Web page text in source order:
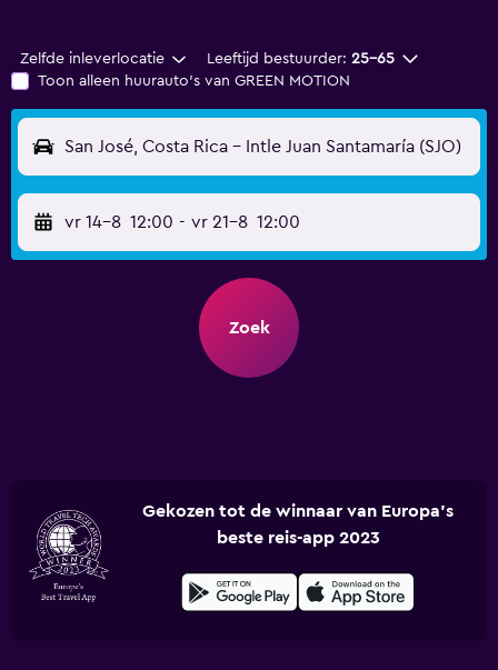
Zelfde inleverlocatie Leeftijd bestuurder: 25-65
Toon alleen huurauto's van GREEN MOTION
San José, Costa Rica - Intle Juan Santamaría (SJO)
vr 14-8 12:00 - vr 21-8 12:00
Zoek
Gekozen tot de winnaar van Europa's
beste reis-app 2023